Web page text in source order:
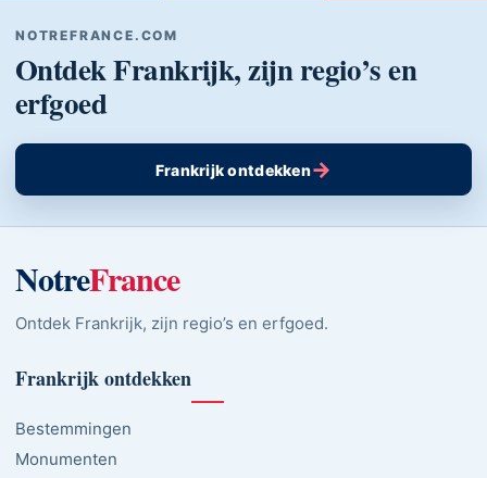
NOTREFRANCE.COM
Ontdek Frankrijk, zijn regio’s en
erfgoed
Frankrijk ontdekken→
NotreFrance
Ontdek Frankrijk, zijn regio’s en erfgoed.
Frankrijk ontdekken
Bestemmingen
Monumenten